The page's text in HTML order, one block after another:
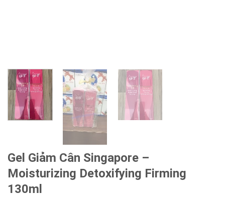
Gel Giảm Cân Singapore –
Moisturizing Detoxifying Firming
130ml